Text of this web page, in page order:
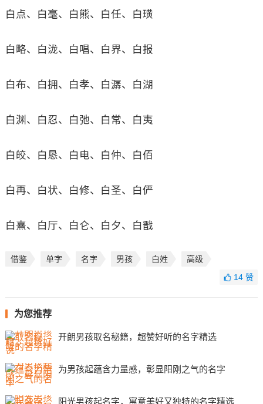
白点、白毫、白熊、白任、白璜
白略、白泷、白唱、白界、白报
白布、白拥、白孝、白潺、白湖
白渊、白忍、白弛、白常、白夷
白皎、白恳、白电、白仲、白佰
白再、白状、白修、白圣、白俨
白熹、白厅、白仑、白夕、白戬
借鉴 单字 名字 男孩 白姓
高级
14赞
为您推荐
开朗男孩取名秘籍，超赞好听的名字精选
为男孩起蕴含力量感，彰显阳刚之气的名字
阳光男孩起名字，寓意美好又独特的名字精选